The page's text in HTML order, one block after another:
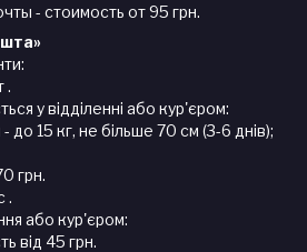
- стоимость от 95 грн.
.
у відділенні або кур'єром:
- до 15 кг, не більше 70 см (3-6 днів);
грн.
.
або кур'єром:
від 45 грн.